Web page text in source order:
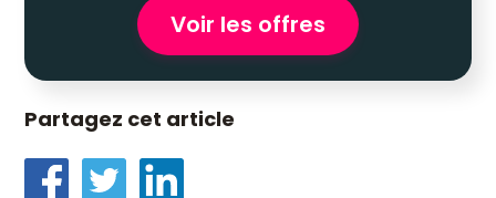
Voir les offres
Partagez cet article